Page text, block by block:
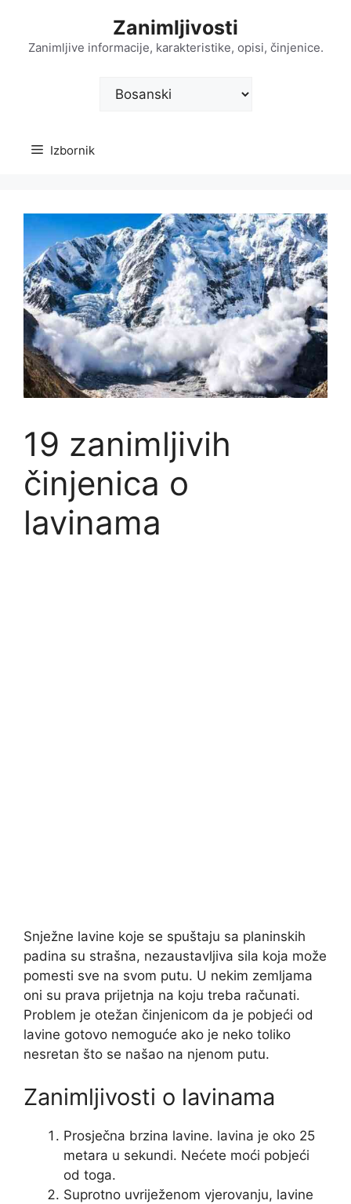
sadržaj
Zanimljivosti
Zanimljive informacije, karakteristike, opisi, činjenice.
Odaberite
Izbornik
19 zanimljivih
činjenica o
lavinama
Snježne lavine koje se spuštaju sa planinskih
padina su strašna, nezaustavljiva sila koja može
pomesti sve na svom putu. U nekim zemljama
oni su prava prijetnja na koju treba računati.
Problem je otežan činjenicom da je pobjeći od
lavine gotovo nemoguće ako je neko toliko
nesretan što se našao na njenom putu.
Zanimljivosti o lavinama
Prosječna brzina lavine. lavina je oko 25
metara u sekundi. Nećete moći pobjeći
od toga.
Suprotno uvriježenom vjerovanju, lavine